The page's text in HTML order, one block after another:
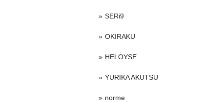
SERi9
OKIRAKU
HELOYSE
YURIKA AKUTSU
norme